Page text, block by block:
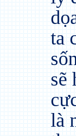
ta
sẽ
là